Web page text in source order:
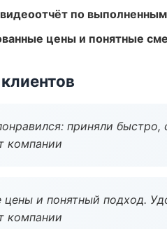
по
цены и понятные
приняли быстро,
компании
и понятный подход.
компании